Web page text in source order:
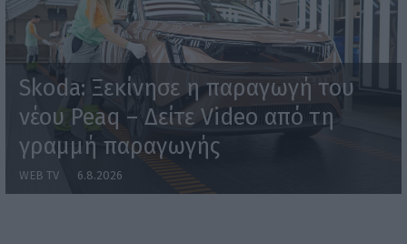
Skoda: Ξεκίνησε η παραγωγή του
νέου Peaq – Δείτε Video από τη
γραμμή παραγωγής
WEB TV 6.8.2026